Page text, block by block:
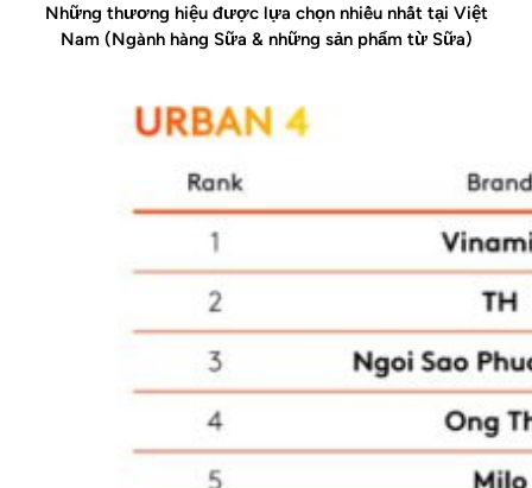
Những thương hiệu được lựa chọn nhiều nhất tại Việt
Nam (Ngành hàng Sữa & những sản phẩm từ Sữa)